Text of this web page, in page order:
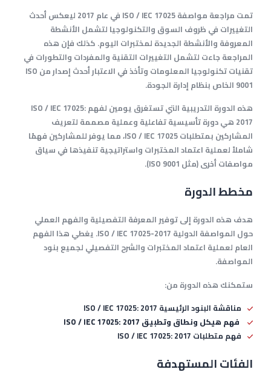
تمت مراجعة مواصفةISO / IEC 17025
في عام 2017 ليعكس أحدث
التغييرات في ظروف السوق والتكنولوجيا لتشمل الأنشطة
المعروفة والأنشطة الجديدة لمختبرات اليوم. كذلك فإن هذه
المراجعة جاءت لتشمل التغييرات التقنية والمفردات والتطورات في
تقنيات تكنولوجيا المعلومات وتأخذ في الاعتبار أحدث إصدار من ISO
9001 الخاص بنظام إدارة الجودة.
هذه الدورة التدريبية التي تستغرق يومين لفهم ISO / IEC 17025:
2017 هي دورة تأسيسية تفاعلية وعملية مصممة لتعريف
المشاركين بمتطلبات ISO / IEC 17025، مما يوفر للمشاركين فهمًا
شاملاً لعملية اعتماد المختبرات واستراتيجية تنفيذها في سياق
مواصفات أخرى (مثل ISO 9001).
مخطط الدورة
هدف هذه الدورة إلى توفير المعرفة التفصيلية والفهم العملي
حول المواصفة الدولية ISO / IEC 17025-2017. يغطي هذا الفهم
العام لعملية اعتماد المختبرات والشرح التفصيلي لجميع بنود
المواصفة.
ستمكنك هذه الدورة من:
مناقشة البنود الرئيسية ISO / IEC 17025: 2017
فهم هيكل ونطاق وتطبيق ISO / IEC 17025: 2017
فهم متطلبات ISO / IEC 17025: 2017
الفئات المستهدفة